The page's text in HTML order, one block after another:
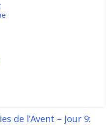
de l’Avent – Jour 9: